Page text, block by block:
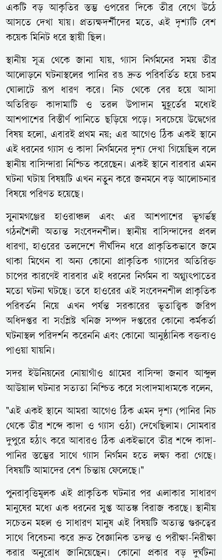
একটি বড় আকৃতির স্তম্ভ ওপরের দিকে তীব্র বেগে উঠে
আসতে দেখা যায়। প্রত্যক্ষদর্শীদের মতে, এই দৃশ্যটি বেশ
কয়েক মিনিট ধরে স্থায়ী ছিল।
স্থানীয় সূত্র থেকে জানা যায়, গ্যাস নির্গমনের সময় তীব্র
আলোড়নে ঘটনাস্থলের পানির রঙ দ্রুত পরিবর্তিত হয়ে চরম
ঘোলাটে রূপ ধারণ করে। নিচ থেকে বের হয়ে আসা
অতিরিক্ত কাদামাটি ও তরল উপাদান মুহূর্তের মধ্যেই
আশপাশের বিস্তীর্ণ পানিতে ছড়িয়ে পড়ে। সবচেয়ে উদ্বেগের
বিষয় হলো, এবারই প্রথম নয়; এর আগেও ঠিক একই স্থানে
এই ধরনের গ্যাস ও কাদা নির্গমনের দৃশ্য দেখা গিয়েছিল বলে
স্থানীয় বাসিন্দারা নিশ্চিত করেছেন। একই স্থানে বারবার এমন
ঘটনা ঘটায় বিষয়টি এখন নতুন করে জনমনে বড় আলোচনার
বিষয়ে পরিণত হয়েছে।
সুনামগঞ্জের হাওরাঞ্চল এবং এর আশপাশের ভূগর্ভস্থ
গঠনশৈলী অত্যন্ত সংবেদনশীল। স্থানীয় বাসিন্দাদের প্রবল
ধারণা, হাওরের তলদেশে দীর্ঘদিন ধরে প্রাকৃতিকভাবে জমে
থাকা মিথেন বা অন্য কোনো প্রাকৃতিক গ্যাসের অতিরিক্ত
চাপের কারণেই বারবার এই ধরনের নির্গমন বা অগ্ন্যুৎপাতের
মতো ঘটনা ঘটছে। তবে হাওরের এই সংবেদনশীল প্রাকৃতিক
পরিবর্তন নিয়ে এখন পর্যন্ত সরকারের ভূতাত্ত্বিক জরিপ
অধিদপ্তর বা সংশ্লিষ্ট খনিজ সম্পদ দপ্তরের কোনো কর্মকর্তা
ঘটনাস্থল পরিদর্শন করেননি এবং কোনো আনুষ্ঠানিক বক্তব্যও
পাওয়া যায়নি।
সদর ইউনিয়নের নোয়াগাঁও গ্রামের বাসিন্দা জনাব আব্দুল
আউয়াল ঘটনার সত্যতা নিশ্চিত করে সংবাদমাধ্যমকে বলেন,
"এই একই স্থানে আমরা আগেও ঠিক এমন দৃশ্য (পানির নিচ
থেকে তীব্র শব্দে কাদা ও গ্যাস ওঠা) দেখেছিলাম। সোমবার
দুপুরে হঠাৎ করে আবারও ঠিক একইভাবে তীব্র শব্দে কাদা-
পানির স্তম্ভের সাথে গ্যাস নির্গমন হতে লক্ষ্য করা গেছে।
বিষয়টি আমাদের বেশ চিন্তায় ফেলেছে।"
পুনরাবৃত্তিমূলক এই প্রাকৃতিক ঘটনার পর এলাকার সাধারণ
মানুষের মধ্যে এক ধরনের সুপ্ত আতঙ্ক বিরাজ করছে। স্থানীয়
সচেতন মহল ও সাধারণ মানুষ এই বিষয়টি অত্যন্ত গুরুত্বের
সাথে বিবেচনা করে দ্রুত বৈজ্ঞানিক তদন্ত ও পরীক্ষা-নিরীক্ষা
করার অনুরোধ জানিয়েছেন। কোনো প্রকার বড় দুর্ঘটনা